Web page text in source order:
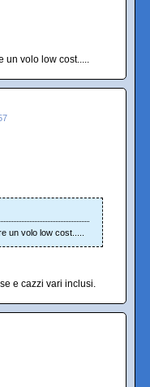
un volo low cost.....
un volo low cost.....
e cazzi vari inclusi.